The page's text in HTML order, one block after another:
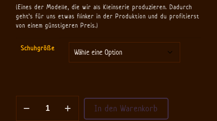
(Eines der Modelle, die wir als Kleinserie produzieren. Dadurch
geht’s für uns etwas flinker in der Produktion und du profitierst
von einem günstigeren Preis.)
Schuhgröße
In den Warenkorb